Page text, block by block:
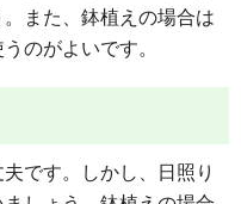
また、鉢植えの場合は
のがよいです。
です。しかし、日照り